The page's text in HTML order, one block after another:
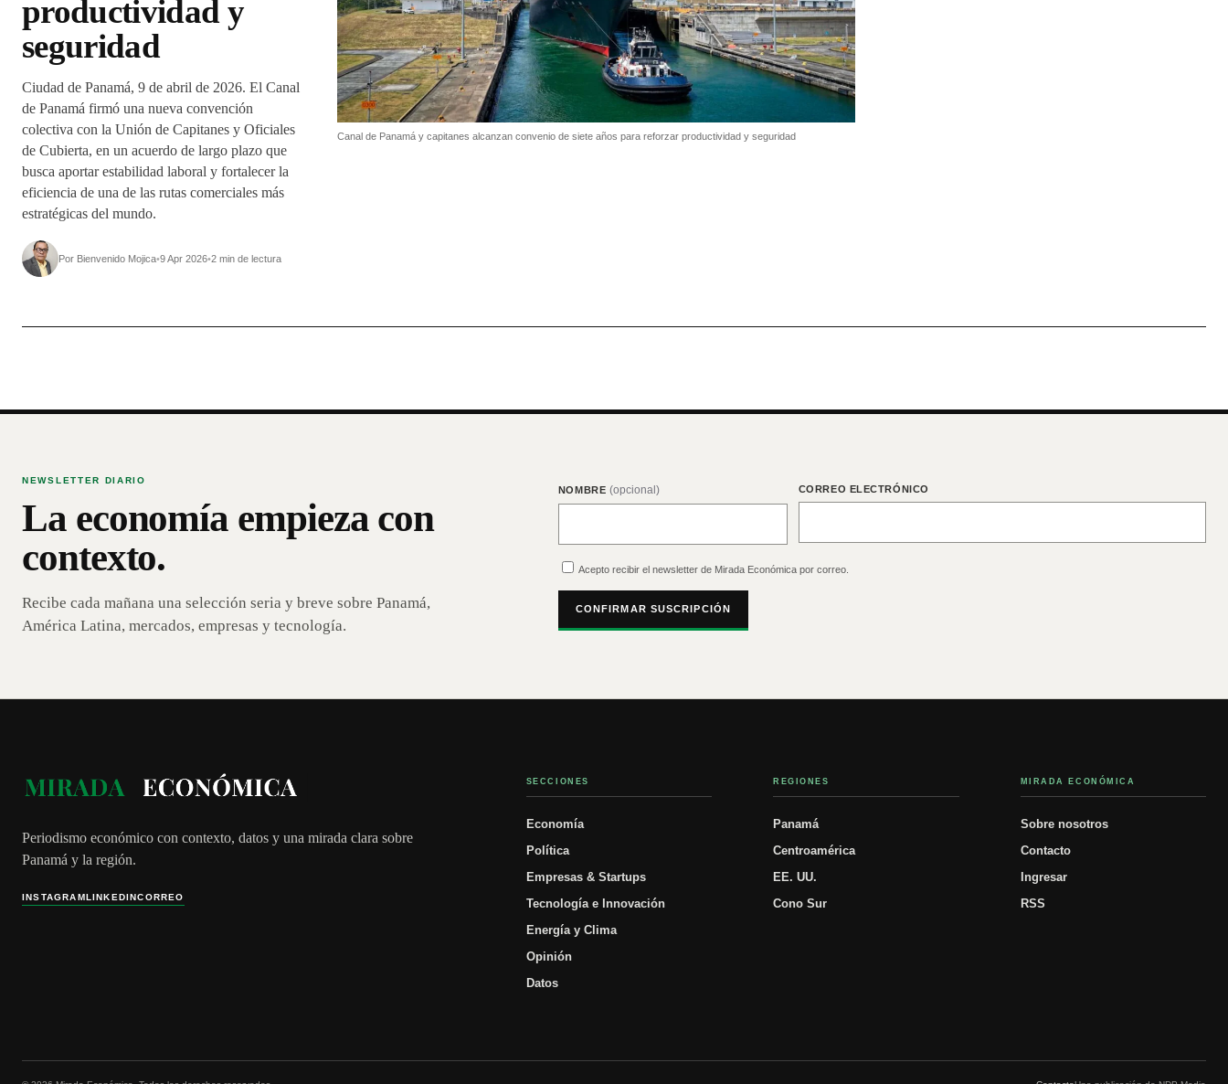
productividad y
seguridad
Ciudad de Panamá, 9 de abril de 2026. El Canal
de Panamá firmó una nueva convención
colectiva con la Unión de Capitanes y Oficiales
de Cubierta, en un acuerdo de largo plazo que
busca aportar estabilidad laboral y fortalecer la
eficiencia de una de las rutas comerciales más
estratégicas del mundo.
Por Bienvenido Mojica•9 Apr 2026•2 min de lectura
Canal de Panamá y capitanes alcanzan convenio de siete años para reforzar productividad y seguridad
NEWSLETTER DIARIO
La economía empieza con
contexto.
Recibe cada mañana una selección seria y breve sobre Panamá,
América Latina, mercados, empresas y tecnología.
NOMBRE (opcional) CORREO ELECTRÓNICO
Acepto recibir el newsletter de Mirada Económica por correo.
CONFIRMAR SUSCRIPCIÓN
Periodismo económico con contexto, datos y una mirada clara sobre
Panamá y la región.
INSTAGRAMLINKEDINCORREO
SECCIONES
Economía
Política
Empresas & Startups
Tecnología e Innovación
Energía y Clima
Opinión
Datos
REGIONES
Panamá
Centroamérica
EE. UU.
Cono Sur
MIRADA ECONÓMICA
Sobre nosotros
Contacto
Ingresar
RSS